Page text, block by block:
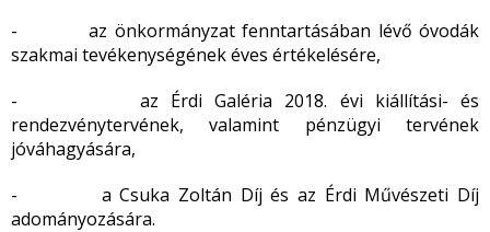
- az önkormányzat fenntartásában lévő óvodák
szakmai tevékenységének éves értékelésére,
- az Érdi Galéria 2018. évi kiállítási- és
rendezvénytervének, valamint pénzügyi tervének
jóváhagyására,
- a Csuka Zoltán Díj és az Érdi Művészeti Díj
adományozására.